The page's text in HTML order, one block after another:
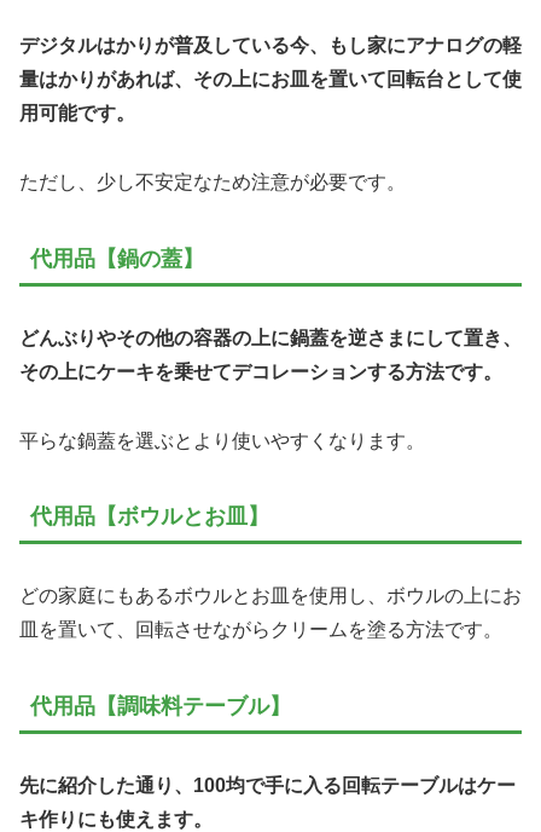
デジタルはかりが普及している今、もし家にアナログの軽
量はかりがあれば、その上にお皿を置いて回転台として使
用可能です。
ただし、少し不安定なため注意が必要です。
代用品【鍋の蓋】
どんぶりやその他の容器の上に鍋蓋を逆さまにして置き、
その上にケーキを乗せてデコレーションする方法です。
平らな鍋蓋を選ぶとより使いやすくなります。
代用品【ボウルとお皿】
どの家庭にもあるボウルとお皿を使用し、ボウルの上にお
皿を置いて、回転させながらクリームを塗る方法です。
代用品【調味料テーブル】
先に紹介した通り、100均で手に入る回転テーブルはケー
キ作りにも使えます。